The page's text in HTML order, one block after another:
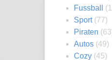
Fussball
Sport(77)
Piraten
Autos (49)
Cozy (45)